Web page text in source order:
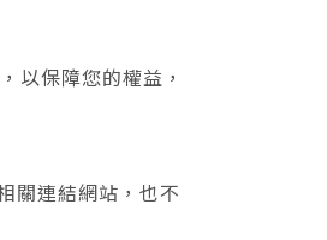
以保障您的權益，
關連結網站，也不